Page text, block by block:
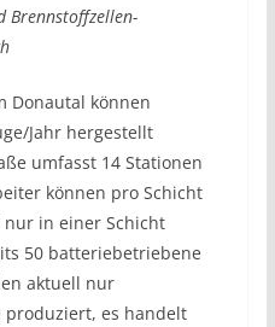
Brennstoffzellen-
Donautal können
Jahr hergestellt
umfasst 14 Stationen
können pro Schicht
in einer Schicht
50 batteriebetriebene
aktuell nur
produziert, es handelt